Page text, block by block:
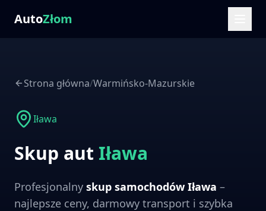
AutoZłom
Strona główna/Warmińsko-Mazurskie
Iława
Skup aut Iława
Profesjonalny skup samochodówIława –
najlepsze ceny, darmowy transport i szybka